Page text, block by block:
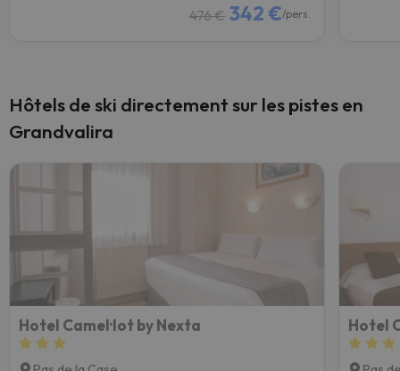
476 € 342 €/pers.
Hôtels de ski directement sur les pistes en
Grandvalira
Hotel Camel·lot by Nexta Hotel